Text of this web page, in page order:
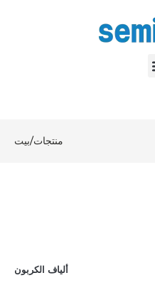
بيت/منتجات
ألياف الكربون